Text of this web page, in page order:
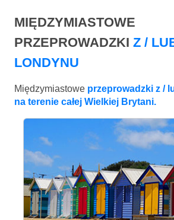
MIĘDZYMIASTOWE
PRZEPROWADZKI Z /
LONDYNU
Międzymiastowe przeprowadzki z /
na terenie całej Wielkiej Brytani.